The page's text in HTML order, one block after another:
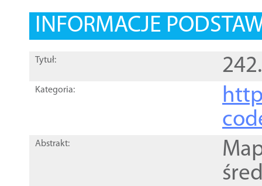
INFORMACJE
Tytuł:
Kategoria:
Abstrakt: